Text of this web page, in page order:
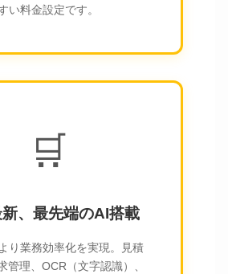
い料金設定です。
🛒
、最先端のAI搭載
り業務効率化を実現。見積
管理、OCR（文字認識）、